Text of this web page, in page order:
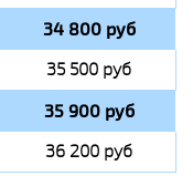
34 800 руб
35 500 руб
35 900 руб
36 200 руб